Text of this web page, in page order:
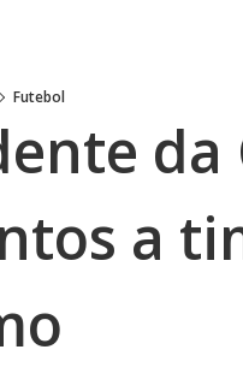
Futebol
da
a